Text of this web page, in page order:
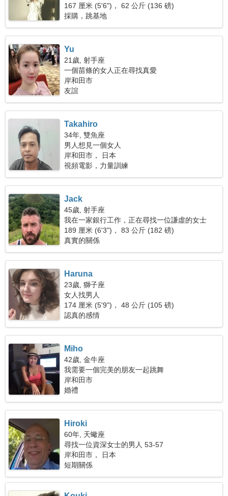
167 厘米 (5'6")， 62 公斤 (136 磅)
採購，跳基地
Yu
21歲, 射手座
一個苗條的女人正在尋找真愛
岸和田市
友誼
Takahiro
34年, 雙魚座
男人想見一個女人
岸和田市， 日本
視頻電影，力量訓練
Jack
45歲, 射手座
我在一家銀行工作，正在尋找一位謙虛的女士
189 厘米 (6'3")， 83 公斤 (182 磅)
真實的關係
Haruna
23歲, 獅子座
女人找男人
174 厘米 (5'9")， 48 公斤 (105 磅)
認真的感情
Miho
42歲, 金牛座
我需要一個完美的朋友一起跳舞
岸和田市
婚禮
Hiroki
60年, 天蠍座
尋找一位資深女士的男人 53-57
岸和田市， 日本
短期關係